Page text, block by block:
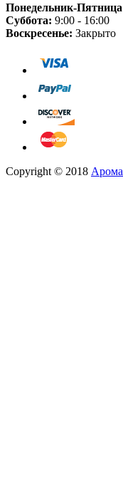
Понедельник-
Суббота: 9:00 - 16:00
Воскресенье: Закрыто
Copyright © 2018